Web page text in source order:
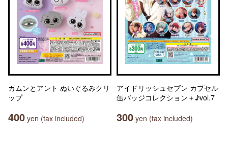
カムンとアント ぬいぐるみクリ
ップ
400 yen (tax included)
アイドリッシュセブン カプセル
缶バッジコレクション＋♪vol.7
300 yen (tax included)